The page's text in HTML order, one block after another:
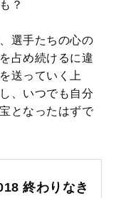
も？
選手たちの心の
占め続けるに違
送っていく上
、いつでも自分
となったはずで
終わりなき